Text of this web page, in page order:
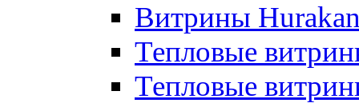
Витрины
Тепловые
Тепловые